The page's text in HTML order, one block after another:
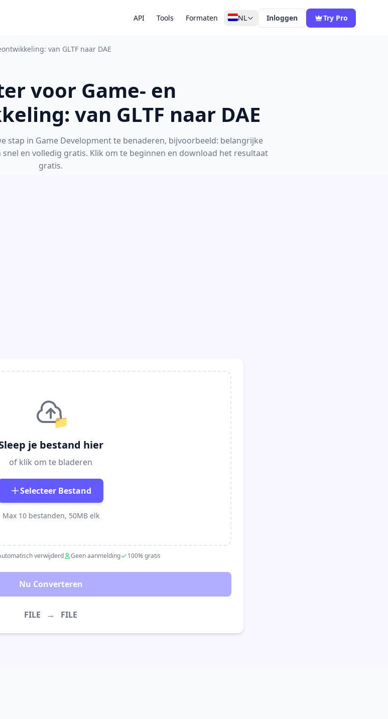
API Tools Formaten NL Inloggen Try Pro
van GLTF naar DAE
voor Game- en
van GLTF naar DAE
stap in Game Development te benaderen, bijvoorbeeld: belangrijke
en volledig gratis. Klik om te beginnen en download het resultaat
gratis.
📁
je bestand hier
of klik om te bladeren
Selecteer Bestand
Max 10 bestanden, 50MB elk
verwijderd Geen aanmelding 100% gratis
Nu Converteren
FILE → FILE